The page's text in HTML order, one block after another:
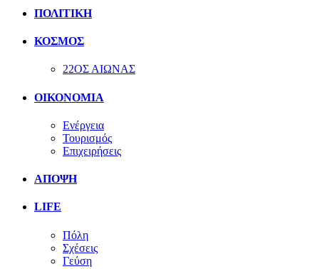
ΠΟΛΙΤΙΚΗ
ΚΟΣΜΟΣ
22ΟΣ ΑΙΩΝΑΣ
ΟΙΚΟΝΟΜΙΑ
Ενέργεια
Τουρισμός
Επιχειρήσεις
ΑΠΟΨΗ
LIFE
Πόλη
Σχέσεις
Γεύση